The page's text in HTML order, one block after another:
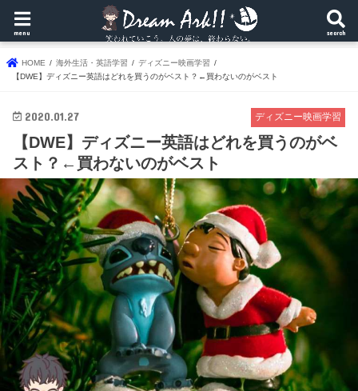
search
menu
HOME 海外生活・英語学習
ディズニー映画学習
【DWE】ディズニー英語はどれを買うのがベスト？←買わないのがベスト
ディズニー映画学習
2020.01.27
【DWE】ディズニー英語はどれを買うのがベ
スト？←買わないのがベスト